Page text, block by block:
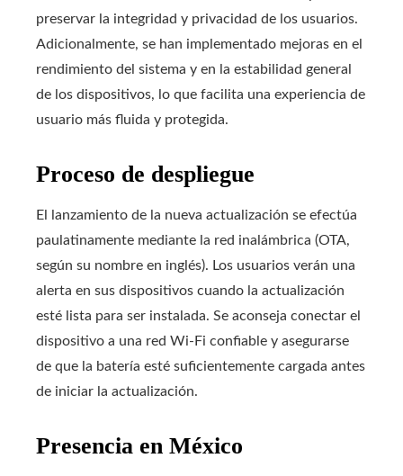
preservar la integridad y privacidad de los usuarios.
Adicionalmente, se han implementado mejoras en el
rendimiento del sistema y en la estabilidad general
de los dispositivos, lo que facilita una experiencia de
usuario más fluida y protegida.
Proceso de despliegue
El lanzamiento de la nueva actualización se efectúa
paulatinamente mediante la red inalámbrica (OTA,
según su nombre en inglés). Los usuarios verán una
alerta en sus dispositivos cuando la actualización
esté lista para ser instalada. Se aconseja conectar el
dispositivo a una red Wi-Fi confiable y asegurarse
de que la batería esté suficientemente cargada antes
de iniciar la actualización.
Presencia en México